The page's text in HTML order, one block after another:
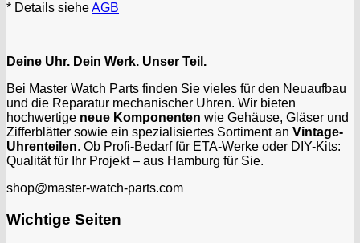
* Details sieheAGB
Deine Uhr. Dein Werk. Unser Teil.
Bei Master Watch Parts finden Sie vieles für den Neuaufbau
und die Reparatur mechanischer Uhren. Wir bieten
hochwertige neue Komponenten wie Gehäuse, Gläser und
Zifferblätter sowie ein spezialisiertes Sortiment an Vintage-
Uhrenteilen. Ob Profi-Bedarf für ETA-Werke oder DIY-Kits:
Qualität für Ihr Projekt – aus Hamburg für Sie.
shop@master-watch-parts.com
Wichtige Seiten